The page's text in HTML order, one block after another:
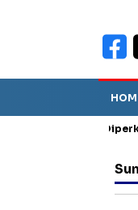
Sebut TPA